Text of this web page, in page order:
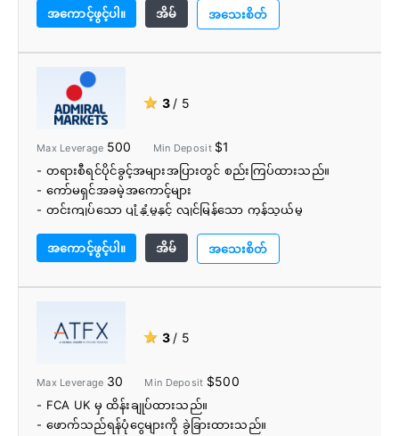
- ကော်မရှင်မရှိပါ။
- အားကောင်းပြီး ပြောင်းလွယ်ပြင်လွယ် ကုန်သွယ်မှုပလပ်ဖောင်း
များ
- ကြီးမားသောရွေးချယ်ရေးကုန်သွယ်တူရိယာ
- ကားဆရာ
- လူမှုရေးကုန်သွယ်မှုပလက်ဖောင်းများ
- ငွေသွင်းခြင်း သို့မဟုတ် ထုတ်ယူခြင်း အခကြေးငွေ မရှိပါ။
အကောင့်ဖွင့်ပါ။ အိမ် အသေးစိတ်
★ 3 / 5
Max Leverage 500 Min Deposit $1
- တရားစီရင်ပိုင်ခွင့်အများအပြားတွင် စည်းကြပ်ထားသည်။
- ကော်မရှင်အခမဲ့အကောင့်များ
- တင်းကျပ်သော ပျံ့နှံ့မှုနှင့် လျင်မြန်သော ကုန်သွယ်မှု
- အသုံးပြုရလွယ်ကူသော ကုန်သွယ်မှုပလက်ဖောင်းများ
- အဆင့်မြင့်ကုန်သွယ်ကိရိယာများ
- ငွေကြေး၊ စွမ်းအင်၊ သတ္တုများ၊ စိုက်ပျိုးရေး၊ အညွှန်းကိန်းများ၊
- တစ်ခုတည်းသောရှယ်ယာ 4,500+ နှင့် ETFs
- MetaTrader Supreme ထုတ်ဝေမှု
- အနည်းဆုံး $1 အပ်ငွေ
- အစ္စလာမ့်အကောင့်များ
အကောင့်ဖွင့်ပါ။ အိမ် အသေးစိတ်
★ 3 / 5
Max Leverage 30 Min Deposit $500
- FCA UK မှ ထိန်းချုပ်ထားသည်။
- ဖောက်သည်ရန်ပုံငွေများကို ခွဲခြားထားသည်။